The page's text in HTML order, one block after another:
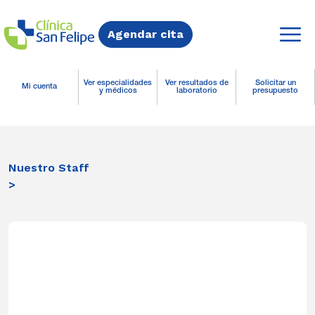
Agendar cita
Mi cuenta
Ver especialidades
y médicos
Ver resultados de
laboratorio
Solicitar un
presupuesto
Nuestro Staff
>